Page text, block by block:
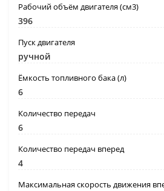
Рабочий объём двигателя (см3)
396
Пуск двигателя
ручной
Ёмкость топливного бака (л)
6
Количество передач
6
Количество передач вперед
4
Максимальная скорость движения